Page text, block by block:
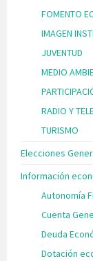
FOMENTO
IMAGEN
JUVENTUD
MEDIO
RADIO Y
TURISMO
Elecciones
Información
Autonomía
Cuenta
Deuda
Dotación